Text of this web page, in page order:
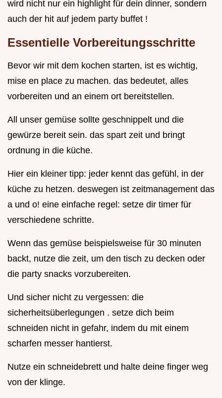
wird nicht nur ein highlight für dein dinner, sondern
auch der hit auf jedem party buffet !
Essentielle Vorbereitungsschritte
Bevor wir mit dem kochen starten, ist es wichtig,
mise en place zu machen. das bedeutet, alles
vorbereiten und an einem ort bereitstellen.
All unser gemüse sollte geschnippelt und die
gewürze bereit sein. das spart zeit und bringt
ordnung in die küche.
Hier ein kleiner tipp: jeder kennt das gefühl, in der
küche zu hetzen. deswegen ist zeitmanagement das
a und o! eine einfache regel: setze dir timer für
verschiedene schritte.
Wenn das gemüse beispielsweise für 30 minuten
backt, nutze die zeit, um den tisch zu decken oder
die party snacks vorzubereiten.
Und sicher nicht zu vergessen: die
sicherheitsüberlegungen . setze dich beim
schneiden nicht in gefahr, indem du mit einem
scharfen messer hantierst.
Nutze ein schneidebrett und halte deine finger weg
von der klinge.